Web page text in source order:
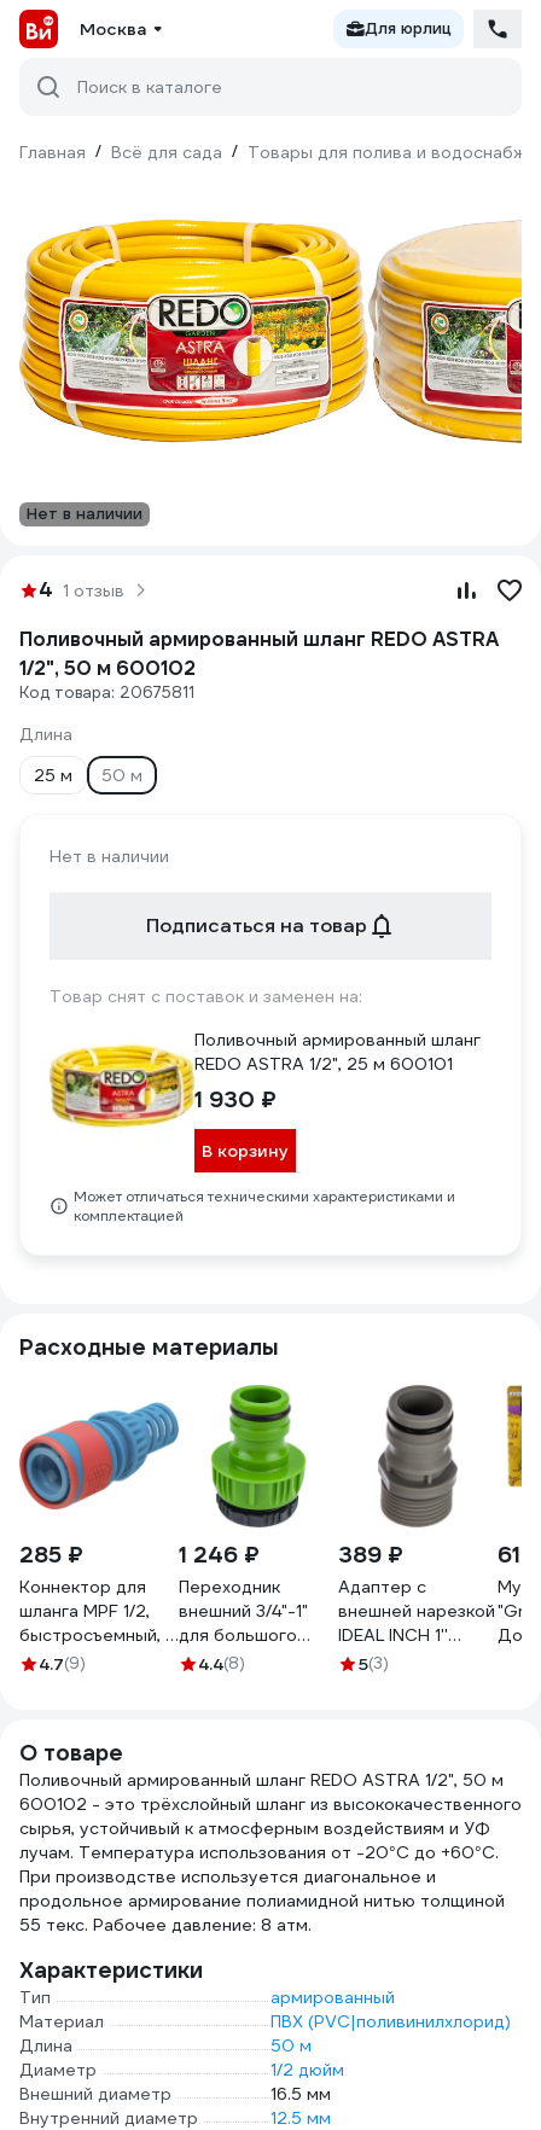
Москва Для юрлиц
Поиск в каталоге
Главная / Всё для сада / Товары для полива и
Нет в наличии
4 1 отзыв
Поливочный армированный шланг REDO ASTRA
1/2", 50 м 600102
Код товара: 20675811
Длина
25 м
50 м
Нет в наличии
Подписаться на товар
Товар снят с поставок и заменен на:
Поливочный армированный шланг
REDO ASTRA 1/2", 25 м 600101
1 930 ₽
В корзину
Может отличаться техническими характеристиками и
комплектацией
Расходные материалы
285 ₽
Коннектор для
шланга MPF 1/2,
быстросъемный, с
аквастопом, ABS
4.7(9)
1 246 ₽
Переходник
внешний 3/4"-1"
для большого
объема воды USP
4.4(8)
389 ₽
Адаптер с
внешней нарезкой
IDEAL INCH 1''
Cellfast 57-096
5(3)
61
О товаре
Поливочный армированный шланг REDO ASTRA 1/2", 50 м
600102 - это трёхслойный шланг из высококачественного
сырья, устойчивый к атмосферным воздействиям и УФ
лучам. Температура использования от -20°С до +60°С.
При производстве используется диагональное и
продольное армирование полиамидной нитью толщиной
55 текс. Рабочее давление: 8 атм.
Характеристики
Тип
армированный
Материал
ПВХ (PVC|поливинилхлорид)
Длина
50 м
Диаметр
1/2 дюйм
Внешний диаметр
16.5 мм
Внутренний диаметр
12.5 мм